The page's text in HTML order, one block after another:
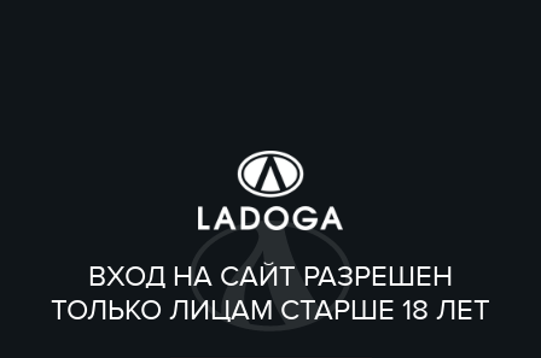
ВХОД НА САЙТ РАЗРЕШЕН
ТОЛЬКО ЛИЦАМ СТАРШЕ 18 ЛЕТ